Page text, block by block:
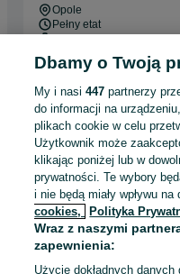
Opole
Pełny etat
Doświadczenie nie jest
Miejsce pracy: W
Odświeżono dnia 23 lipca
Handlowiec bez
Podstawa+ Wysokie
6 800 - 19 000 zł / mies.
Opole
Dbamy o Twoją
My i nasi447 partnerzy
do informacji na
plikach cookie w celu
Użytkownik może
klikając poniżej lub w
prywatności. Te wybory
i nie będą miały wpływu
cookies,
Polityka
Wraz z naszymi
zapewnienia:
Użycie dokładnych